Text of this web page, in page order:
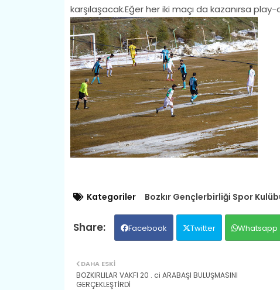
karşılaşacak.Eğer her iki maçı da kazanırsa
Kategoriler Bozkır Gençlerbirliği Spor
Facebook Twitter Whatsapp
DAHA ESKI
BOZKIRLILAR VAKFI 20 . ci ARABAŞI BULUŞMASINI
GERÇEKLEŞTİRDİ